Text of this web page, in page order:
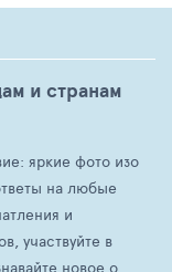
и странам
яркие фото изо
на любые
и
участвуйте в
новое о